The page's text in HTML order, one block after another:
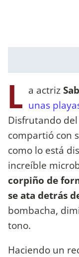
L a actriz
unas
Disfrutando
compartió con
como lo está
increíble
corpiño de
se ata detrás
bombacha,
tono.
Haciendo un